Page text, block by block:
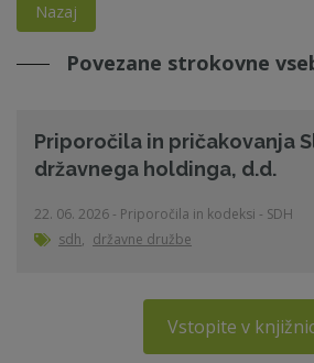
Nazaj
Povezane strokovne
Priporočila in pričakovanja
državnega holdinga, d.d.
22. 06. 2026 - Priporočila in kodeksi - SDH
sdh, državne družbe
Vstopite v